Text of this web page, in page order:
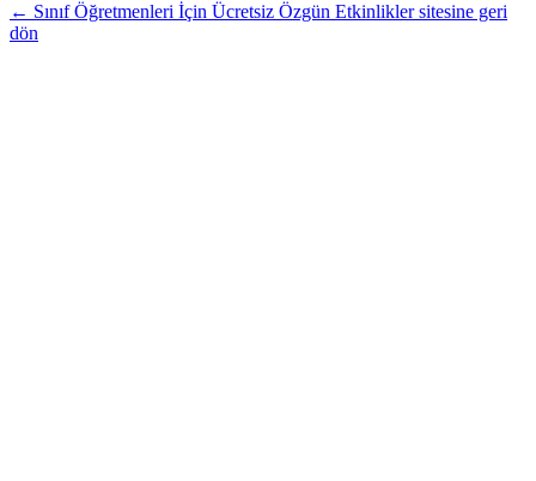
← Sınıf Öğretmenleri İçin Ücretsiz Özgün Etkinlikler sitesine geri
dön